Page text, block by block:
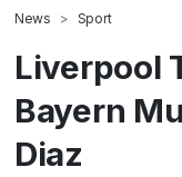
News Sport
Liverpool
Bayern
Diaz